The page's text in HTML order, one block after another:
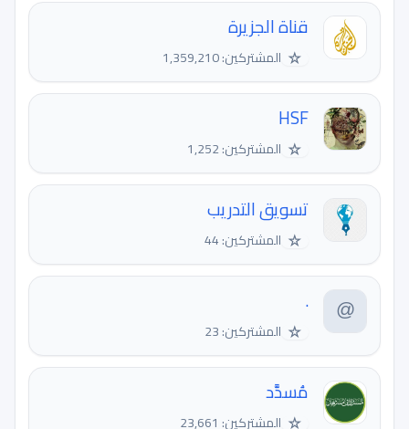
قناة الجزيرة
☆ المشتركين: 1,359,210
HSF
☆ المشتركين: 1,252
تسويق التدريب
☆ المشتركين: 44
.
☆ المشتركين: 23
مُسدَّد
المشتركين: 23,661